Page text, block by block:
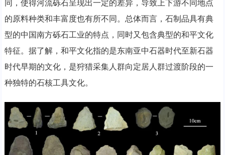
同，使得河流砾石呈现出一定的差异，导致上下游不同地点
的原料种类和丰富度也有所不同。总体而言，石制品具有典
型的中国南方砾石工业的特点，同时又包含典型的和平文化
特征。据了解，和平文化指的是东南亚中石器时代至新石器
时代早期的文化，是狩猎采集人群向定居人群过渡阶段的一
种独特的石核工具文化。